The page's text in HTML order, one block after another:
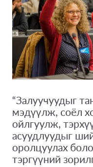
“Залуучуудыг
мэдүүлж, соёл
ойлгуулж,
асуудлуудыг
оролцуулах
тэргүүний